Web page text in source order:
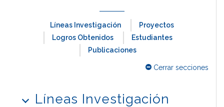
Líneas Investigación
Proyectos
Logros Obtenidos
Estudiantes
Publicaciones
Cerrar secciones
Líneas Investigación